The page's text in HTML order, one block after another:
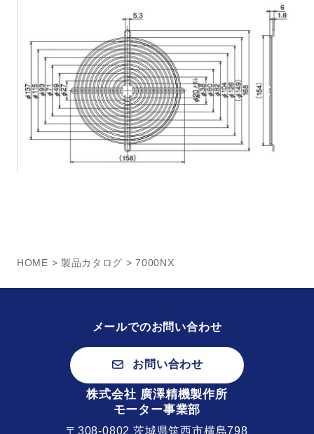
HOME > 製品カタログ > 7000NX
メールでのお問い合わせ
お問い合わせ
株式会社 廣澤精機製作所
モーター事業部
〒308-0802 茨城県筑西市横島798